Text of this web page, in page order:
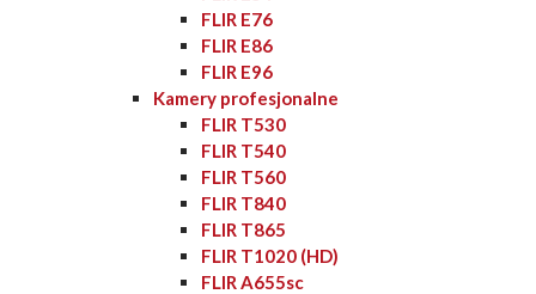
FLIR E76
FLIR E86
FLIR E96
Kamery profesjonalne
FLIR T530
FLIR T540
FLIR T560
FLIR T840
FLIR T865
FLIR T1020 (HD)
FLIR A655sc